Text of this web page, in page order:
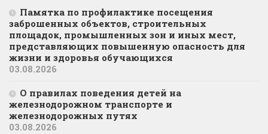
Памятка по профилактике посещения
заброшенных объектов, строительных
площадок, промышленных зон и иных мест,
представляющих повышенную опасность для
жизни и здоровья обучающихся
03.08.2026
О правилах поведения детей на
железнодорожном транспорте и
железнодорожных путях
03.08.2026